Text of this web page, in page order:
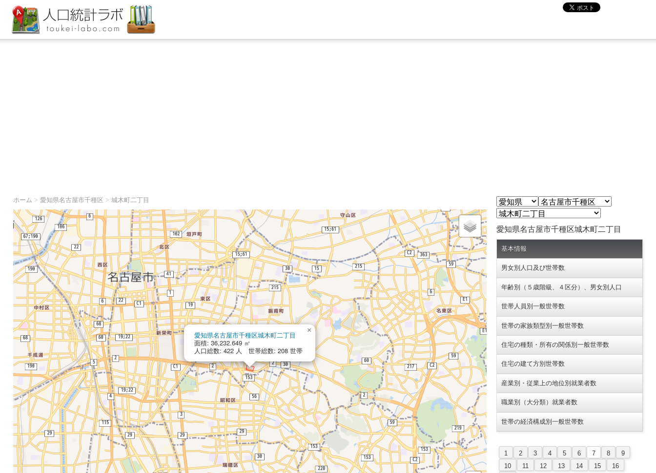
ホーム > 愛知県名古屋市千種区 > 城木町二丁目
愛知県名古屋市千種区城木町二丁目
面積: 36,232.649 ㎡
人口総数: 422 人 世帯総数: 208 世帯
×
愛知県名古屋市千種区城木町二丁目
基本情報
男女別人口及び世帯数
年齢別（５歳階級、４区分）、男女別人口
世帯人員別一般世帯数
世帯の家族類型別一般世帯数
住宅の種類・所有の関係別一般世帯数
住宅の建て方別世帯数
産業別・従業上の地位別就業者数
職業別（大分類）就業者数
世帯の経済構成別一般世帯数
1 2 3 4 5 6 7 8
9
10
11 12 13 14 15
16